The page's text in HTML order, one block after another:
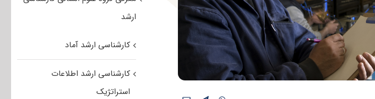
ارشد
کارشناسی ارشد آماد
کارشناسی ارشد اطلاعات
استراتژیک